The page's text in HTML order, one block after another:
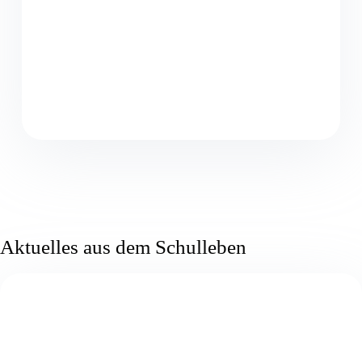
Aktuelles aus dem Schulleben